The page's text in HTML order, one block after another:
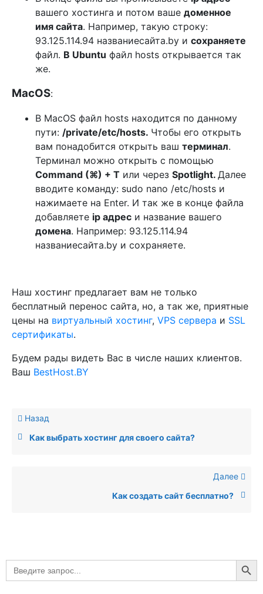
Search
for:
Search Button
вашего хостинга и потом ваше доменное
имя сайта. Например, такую строку:
93.125.114.94 названиесайта.by и сохраняете
файл. В Ubuntu файл hosts открывается так
же.
MacOS:
В MacOS файл hosts находится по данному
пути: /private/etc/hosts. Чтобы его открыть
вам понадобится открыть ваш терминал.
Терминал можно открыть с помощью
Command (⌘) + T или через Spotlight. Далее
вводите команду: sudo nano /etc/hosts и
нажимаете на Enter. И так же в конце файла
добавляете ip адрес и название вашего
домена. Например: 93.125.114.94
названиесайта.by и сохраняете.
Наш хостинг предлагает вам не только
бесплатный перенос сайта, но, а так же, приятные
цены на виртуальный хостинг, VPS сервера и SSL
сертификаты.
Будем рады видеть Вас в числе наших клиентов.
Ваш BestHost.BY
Назад
Как выбрать хостинг для своего сайта?
Далее
Как создать сайт бесплатно?